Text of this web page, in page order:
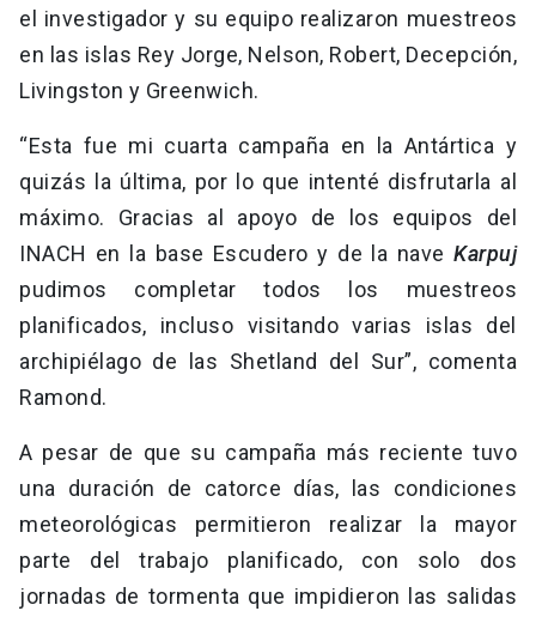
el investigador y su equipo realizaron muestreos
en las islas Rey Jorge, Nelson, Robert, Decepción,
Livingston y Greenwich.
“Esta fue mi cuarta campaña en la Antártica y
quizás la última, por lo que intenté disfrutarla al
máximo. Gracias al apoyo de los equipos del
INACH en la base Escudero y de la nave Karpuj
pudimos completar todos los muestreos
planificados, incluso visitando varias islas del
archipiélago de las Shetland del Sur”, comenta
Ramond.
A pesar de que su campaña más reciente tuvo
una duración de catorce días, las condiciones
meteorológicas permitieron realizar la mayor
parte del trabajo planificado, con solo dos
jornadas de tormenta que impidieron las salidas